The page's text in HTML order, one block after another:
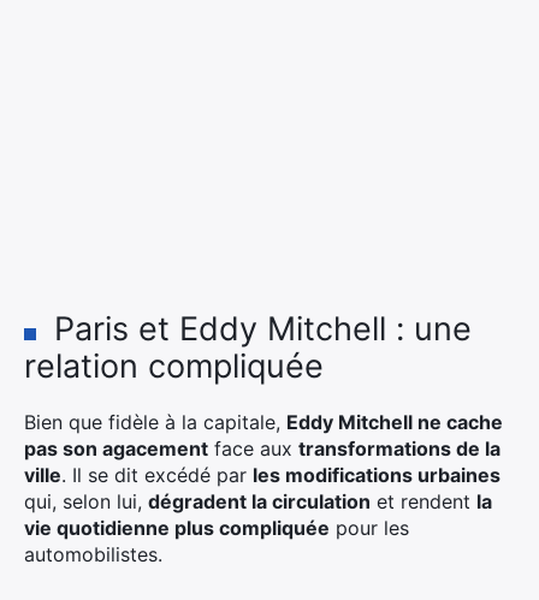
Paris et Eddy Mitchell : une
relation compliquée
Bien que fidèle à la capitale, Eddy Mitchell ne cache
pas son agacement face aux transformations de la
ville. Il se dit excédé par les modifications urbaines
qui, selon lui, dégradent la circulation et rendent la
vie quotidienne plus compliquée pour les
automobilistes.